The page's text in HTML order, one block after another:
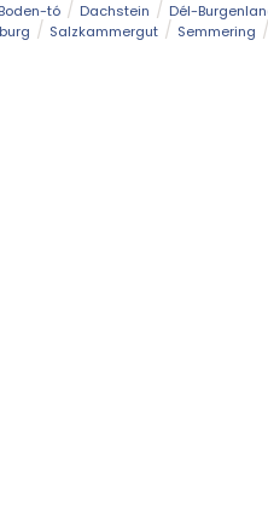
Boden-tó Dachstein Dél-
Salzkammergut Semmering